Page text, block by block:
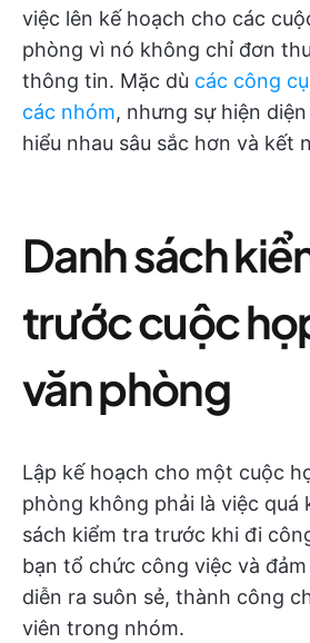
việc lên kế hoạch cho các
phòng vì nó không chỉ đơn
thông tin. Mặc dù các công
các nhóm, nhưng sự hiện
hiểu nhau sâu sắc hơn và kết
Danh sách
trước cuộc
văn phòng
Lập kế hoạch cho một cuộc
phòng không phải là việc quá
sách kiểm tra trước khi đi
bạn tổ chức công việc và
diễn ra suôn sẻ, thành công
viên trong nhóm.